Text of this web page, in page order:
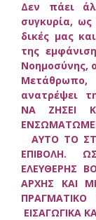
Δεν πάει
συγκυρία,
δικές μας
της
Νοημοσύνης,
ανατρέψει
ΝΑ ΖΗΣΕΙ
ΑΥΤΟ ΤΟ
ΕΠΙΒΟΛΗ. ΩΣ
ΕΛΕΥΘΕΡΗΣ
ΑΡΧΗΣ ΚΑΙ
ΕΙΣΑΓΩΓΙΚΑ